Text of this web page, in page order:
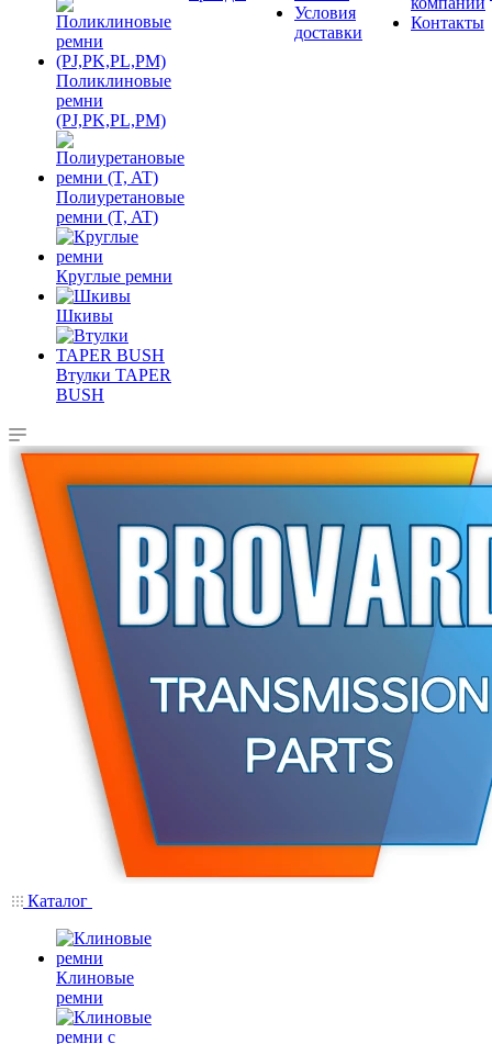
Поликлиновые
ремни
(PJ,PK,PL,PM)
Полиуретановые
ремни (T, AT)
Круглые ремни
Шкивы
Втулки TAPER
BUSH
Условия
доставки
Контакты
Каталог
Клиновые
ремни